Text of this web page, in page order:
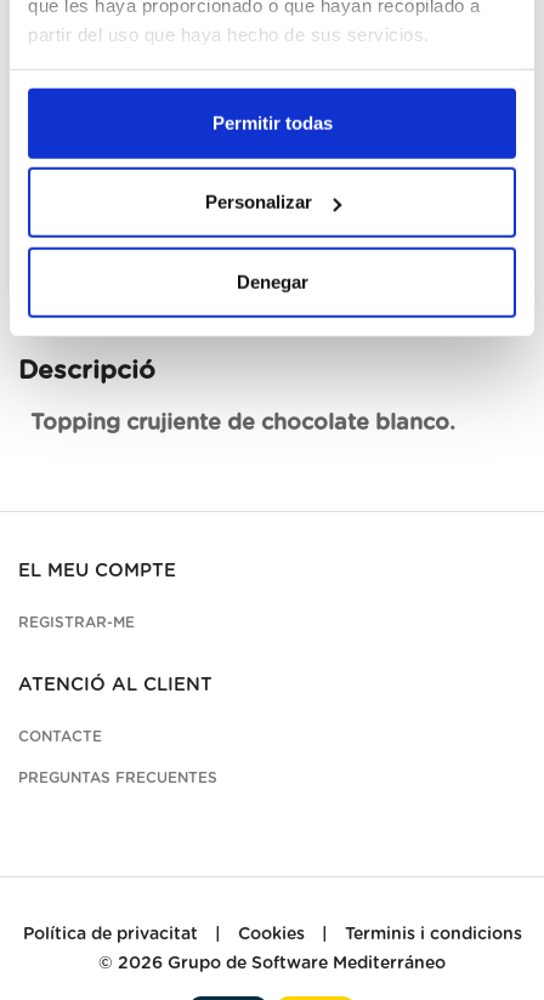
que les haya proporcionado o que hayan recopilado a
partir del uso que haya hecho de sus servicios.
Permitir todas
Personalizar
Denegar
Unid.
No disponible, sol·licita ara
Fitxa tècnica
Descripció
Topping crujiente de chocolate blanco.
EL MEU COMPTE
REGISTRAR-ME
ATENCIÓ AL CLIENT
CONTACTE
PREGUNTAS FRECUENTES
Política de privacitat Cookies
Terminis i condicions
© 2026 Grupo de Software Mediterráneo